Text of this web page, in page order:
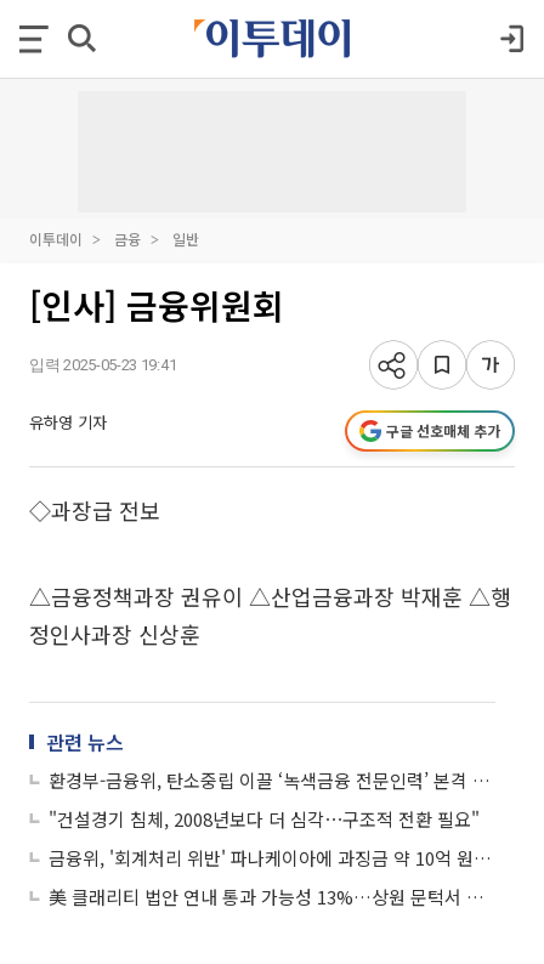
이투데이 금융 일반
[인사] 금융위원회
입력 2025-05-23 19:41
유하영 기자 구글 선호매체 추가
◇과장급 전보
△금융정책과장 권유이 △산업금융과장 박재훈 △행
정인사과장 신상훈
관련 뉴스
환경부-금융위, 탄소중립 이끌 ‘녹색금융 전문인력’ 본격 양성
"건설경기 침체, 2008년보다 더 심각⋯구조적 전환 필요"
금융위, '회계처리 위반' 파나케이아에 과징금 약 10억 원 부과
美 클래리티 법안 연내 통과 가능성 13%…상원 문턱서 제동